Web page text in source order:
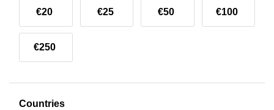
€20 €25 €50 €100
€250
Countries